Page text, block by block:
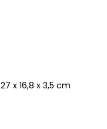
27 x 16,8 x 3,5 cm